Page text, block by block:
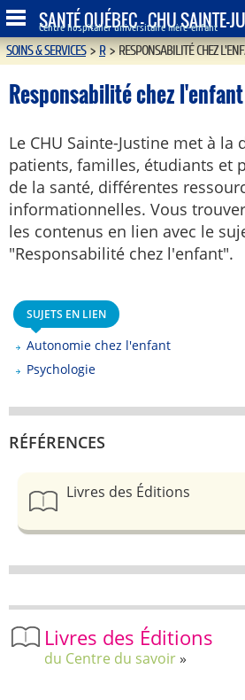
SANTÉ QUÉBEC - CHU SAINTE-
Centre hospitalier universitaire mère-enfant
SOINS & SERVICES>R>RESPONSABILITÉ CHEZ
Responsabilité chez l'enfant
Le CHU Sainte-Justine met à la
patients, familles, étudiants et
de la santé, différentes
informationnelles. Vous
les contenus en lien avec le
"Responsabilité chez l'enfant".
SUJETS EN LIEN
Autonomie chez l'enfant
Psychologie
RÉFÉRENCES
Livres des Éditions
Livres des Éditions
du Centre du savoir